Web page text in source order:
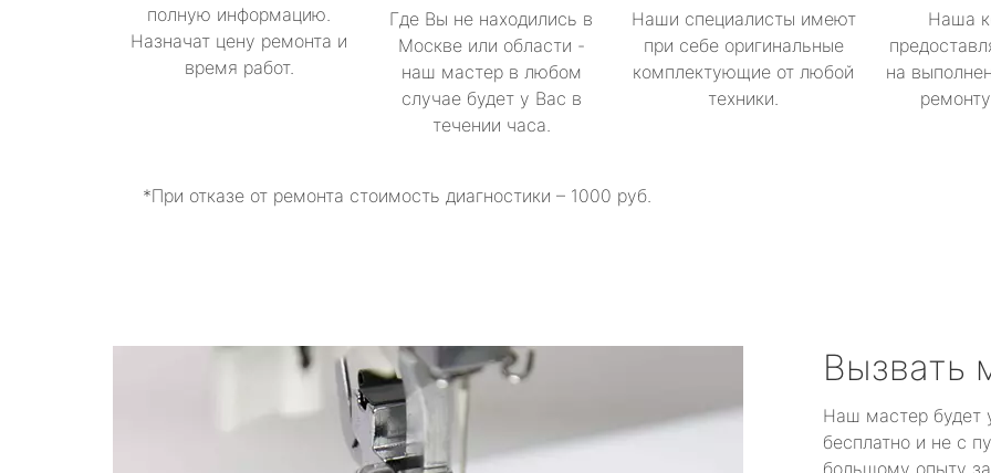
полную информацию.
Назначат цену ремонта и
время работ.
Где Вы не находились в
Москве или области -
наш мастер в любом
случае будет у Вас в
течении часа.
Наши специалисты имеют
при себе оригинальные
комплектующие от любой
техники.
Наша
на
*При отказе от ремонта стоимость диагностики – 1000 руб.
Вызвать
Наш мастер будет
бесплатно и не с
большому опыту